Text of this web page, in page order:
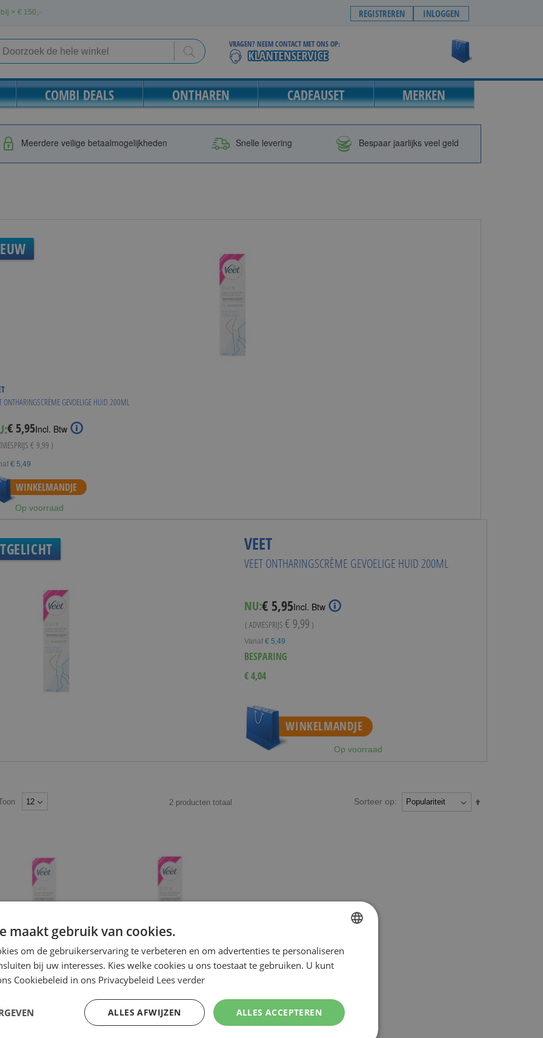
> €150,- REGISTREREN INLOGGEN
Search
VRAGEN? NEEM CONTACT MET ONS OP:
COMBI DEALS ONTHAREN CADEAUSET MERKEN
Meerdere veilige betaalmogelijkheden Snelle levering Bespaar jaarlijks veel geld
ONTHARINGSCRÈME GEVOELIGE HUID 200ML
Special
Price
€ 5,95Incl. Btw
€ 9,99 )
€ 5,49
WINKELMANDJE
Op voorraad
VEET
VEET ONTHARINGSCRÈME GEVOELIGE HUID 200ML
NU:Special
Price
€ 5,95Incl. Btw
( ADVIESPRIJS€ 9,99 )
Vanaf € 5,49
BESPARING
€ 4,04
WINKELMANDJE
Op voorraad
Sorteer op:
2 productentotaal
HUID 200ML
VEET
VEET ONTHARINGSCRÈME
GEVOELIGE HUID 200ML
NU:Special
€ 5,95
DUTCH
ENGLISH
maakt gebruik van cookies.
om de gebruikerservaring te verbeteren en om advertenties te personaliseren
bij uw interesses. Kies welke cookies u ons toestaat te gebruiken. U kunt
Cookiebeleid in ons Privacybeleid Lees verder
ALLES ACCEPTEREN
ALLES AFWIJZEN